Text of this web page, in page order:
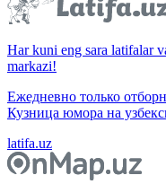
Har kuni eng sara latifalar
markazi!
Ежедневно только
Кузница юмора на
latifa.uz